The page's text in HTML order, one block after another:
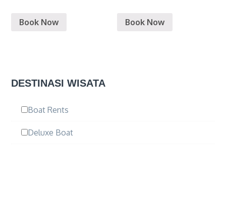
Book Now Book Now
DESTINASI WISATA
Boat Rents
Deluxe Boat